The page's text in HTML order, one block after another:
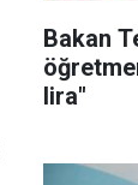
Bakan
lira"